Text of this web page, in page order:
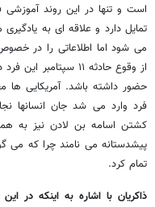
است و تنها در این روند آموزشی
تمایل دارد و علاقه ای به
می شود اما اطلاعاتی را در
از وقوع حادثه ۱۱
حضور داشته باشد. آمریکایی ها
فرد وارد می شد جان
کشتن اسامه بن لادن نیز به
پیشدستانه می نامند چرا که می
تمام کرد.
ذاکریان با اشاره به اینکه در